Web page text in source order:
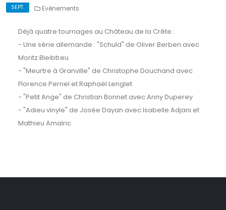
SEPT. Evènements
Déjà quatre tournages au Château de la Crête :
- Une série allemande : "Schuld" de Oliver Berben avec
Moritz Bleibtreu
- "Meurtre à Granville" de Christophe Douchand avec
Florence Pernel et Raphaël Lenglet
- "Petit Ange" de Christian Bonnet avec Anny Duperey
- "Adieu vinyle" de Josée Dayan avec Isabelle Adjani et
Mathieu Amalric